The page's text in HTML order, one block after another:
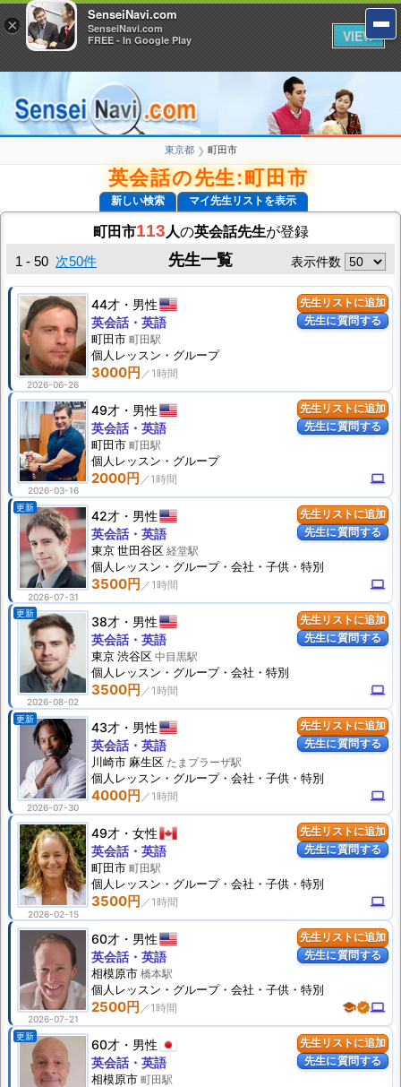
東京都 ❯ 町田市
英会話の先生:町田市
新しい検索 マイ先生リストを表示
町田市113 人の英会話先生が登録
先生一覧
1 - 50 次50件 表示件数
先生リストに追加
先生に質問する
2026-06-26
44才 男性
3000円
英会話・英語
町田市 町田駅
個人 レッスン ・グループ
先生リストに追加
先生に質問する
2026-03-16
49才 男性
2000円 computer
英会話・英語
町田市 町田駅
個人 レッスン ・グループ
先生リストに追加
先生に質問する
更新
2026-07-31
42才 男性
3500円 computer
英会話・英語
東京 世田谷区 経堂駅
個人 レッスン ・グループ・会社・子供・特別
先生リストに追加
先生に質問する
更新
2026-08-02
38才 男性
3500円 computer
英会話・英語
東京 渋谷区 中目黒駅
個人 レッスン ・グループ・会社・特別
先生リストに追加
先生に質問する
更新
2026-07-30
43才 男性
4000円 computer
英会話・英語
川崎市 麻生区 たまプラーザ駅
個人 レッスン ・グループ・会社・子供・特別
先生リストに追加
先生に質問する
2026-02-15
49才 女性
3500円 computer
英会話・英語
町田市 町田駅
個人 レッスン ・グループ・会社・子供・特別
先生リストに追加
先生に質問する
2026-07-21
60才 男性
2500円 schoolverifiedcomputer
英会話・英語
相模原市 橋本駅
個人 レッスン ・グループ・会社・子供・特別
先生リストに追加
先生に質問する
更新
60才 男性
英会話・英語
相模原市 町田駅
×
SenseiNavi.com
SenseiNavi.com
FREE - In Google Play
VIEW
×
SenseiNavi.com
SenseiNavi.com
FREE - In Google Play
VIEW